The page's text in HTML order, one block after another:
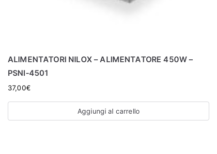
ALIMENTATORI NILOX – ALIMENTATORE 450W –
PSNI-4501
37,00€
Aggiungi al carrello